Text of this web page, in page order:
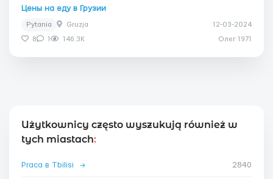
Цены на еду в Грузии
Pytania Gruzja 12-03-2024
8 1 146.3K Олег 1971
Użytkownicy często wyszukują również w
tych miastach:
Praca в Tbilisi → 2840